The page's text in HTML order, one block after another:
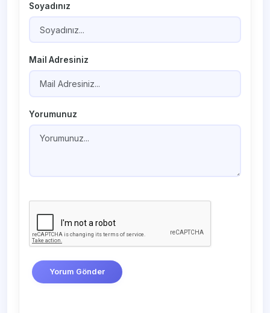
Soyadınız
Mail Adresiniz
Yorumunuz
Yorum Gönder